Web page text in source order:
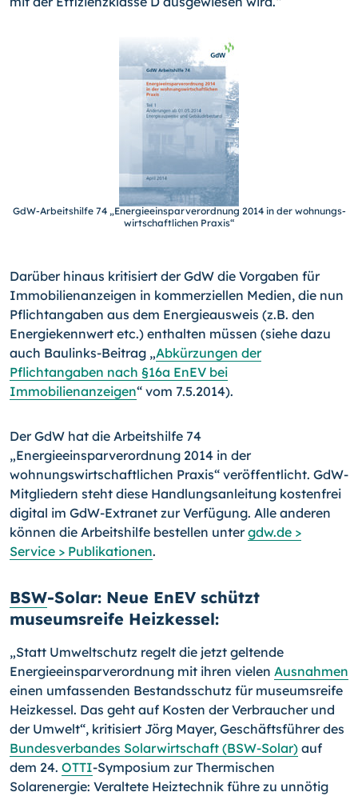
GdW-Arbeitshilfe 74 „Ener­gieeinsparverordnung 2014 in der wohnungs­
wirtschaftlichen Praxis“
Darüber hinaus kritisiert der GdW die Vorgaben für
Immobilien­anzeigen in kommerziellen Medien, die nun
Pflichtangaben aus dem Energieausweis (z.B. den
Energiekennwert etc.) enthal­ten müssen (siehe dazu
auch Baulinks-Beitrag „Abkürzungen der
Pflichtangaben nach §16a EnEV bei
Immobilienanzeigen“ vom 7.5.2014).
Der GdW hat die Arbeitshilfe 74
„Energieeinsparverordnung 2014 in der
wohnungswirtschaftlichen Praxis“ veröffentlicht. GdW-
Mitgliedern steht diese Handlungsanleitung kostenfrei
digital im GdW-Extranet zur Verfügung. Alle anderen
können die Arbeitshilfe bestellen untergdw.de >
Service > Publika­tionen.
BSW-Solar: Neue EnEV schützt
museumsreife Heizkessel:
„Statt Umweltschutz regelt die jetzt geltende
Energieeinsparverordnung mit ihren vielen Ausnahmen
einen umfassenden Bestandsschutz für museumsreife
Heizkessel. Das geht auf Kosten der Verbraucher und
der Umwelt“, kritisiert Jörg Mayer, Geschäftsführer des
Bundesverbandes Solarwirtschaft (BSW-Solar) auf
dem 24. OTTI-Symposium zur Thermischen
Solarenergie: Veraltete Heiztechnik führe zu unnötig